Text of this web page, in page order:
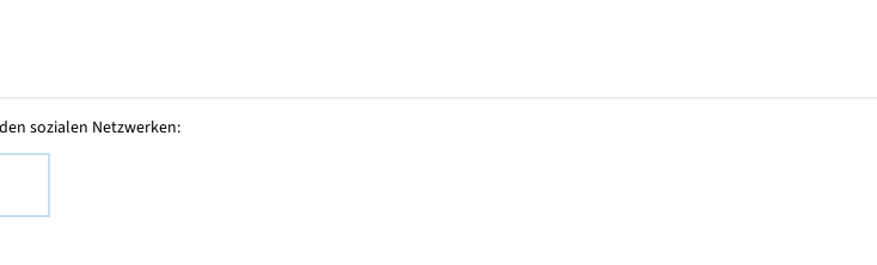
sozialen Netzwerken: